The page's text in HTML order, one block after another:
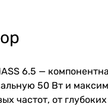
6.5 —
50 Вт и
частот, от